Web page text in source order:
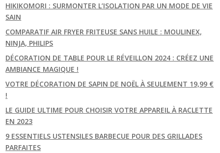
HIKIKOMORI : SURMONTER L’ISOLATION PAR UN MODE DE VIE
SAIN
COMPARATIF AIR FRYER FRITEUSE SANS HUILE : MOULINEX,
NINJA, PHILIPS
DÉCORATION DE TABLE POUR LE RÉVEILLON 2024 : CRÉEZ UNE
AMBIANCE MAGIQUE !
VOTRE DÉCORATION DE SAPIN DE NOËL À SEULEMENT 19,99 €
!
LE GUIDE ULTIME POUR CHOISIR VOTRE APPAREIL À RACLETTE
EN 2023
9 ESSENTIELS USTENSILES BARBECUE POUR DES GRILLADES
PARFAITES